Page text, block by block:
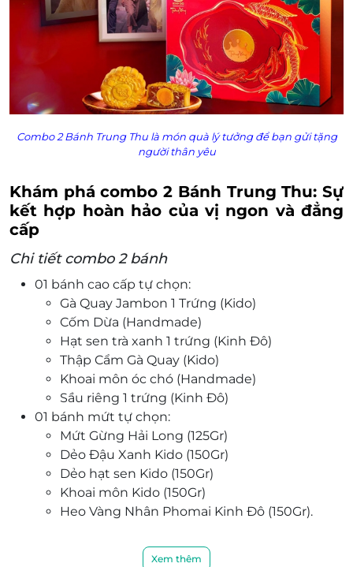
Voucher/E-Coupon
E-Voucher/E-Coupon không có giá trị quy
đổi thành tiền mặt, không trả lại tiền thừa
Không áp dụng đồng thời với chương trình
khuyến mại khác.
Giá chưa bao gồm VAT.
Combo 2 Bánh Trung Thu là món quà lý tưởng để bạn gửi tặng
người thân yêu
Khám phá combo 2 Bánh Trung Thu: Sự
kết hợp hoàn hảo của vị ngon và đẳng
cấp
Chi tiết combo 2 bánh
01 bánh cao cấp tự chọn:
Gà Quay Jambon 1 Trứng (Kido)
Cốm Dừa (Handmade)
Hạt sen trà xanh 1 trứng (Kinh Đô)
Thập Cẩm Gà Quay (Kido)
Khoai môn óc chó (Handmade)
Sầu riêng 1 trứng (Kinh Đô)
01 bánh mứt tự chọn:
Mứt Gừng Hải Long (125Gr)
Dẻo Đậu Xanh Kido (150Gr)
Dẻo hạt sen Kido (150Gr)
Khoai môn Kido (150Gr)
Heo Vàng Nhân Phomai Kinh Đô (150Gr).
Nguyên liệu chất lượng, bao bì đẹp mắt
Xem thêm